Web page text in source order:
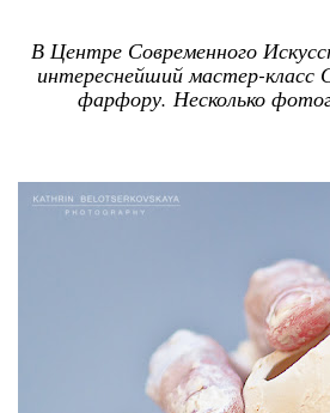
В Центре Современного
интереснейший мастер-класс
фарфору. Несколько